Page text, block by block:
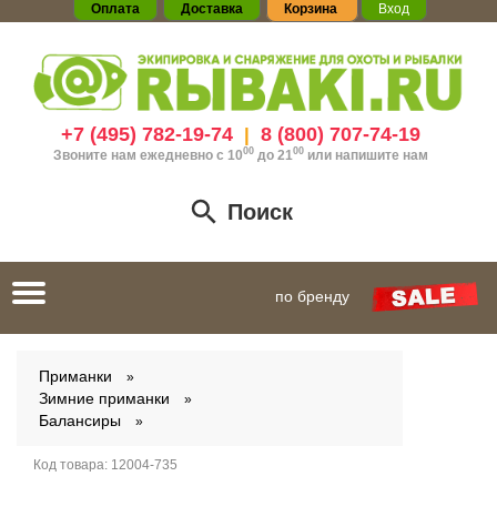
Оплата Доставка Корзина Вход
+7 (495) 782-19-74| 8 (800) 707-74-19
Звоните нам ежедневно с 1000до 21 00 или напишите нам
Поиск
Toggle
navigation
по бренду
Приманки
Зимние приманки
Балансиры
Код товара: 12004-735